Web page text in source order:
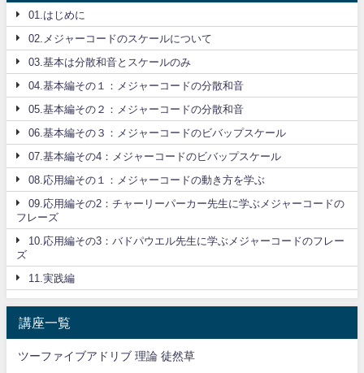
01.はじめに
02.メジャーコードのスケールについて
03.基本は分散和音とスケールのみ
04.基本編その１：メジャーコードの分散和音
05.基本編その２：メジャーコードの分散和音
06.基本編その３：メジャーコードのビバップスケール
07.基本編その4：メジャーコードのビバップスケール
08.応用編その１：メジャーコードの動き方を学ぶ
09.応用編その2：チャーリーパーカー先生に学ぶメジャーコードの
フレーズ
10.応用編その3：バドパウエル先生に学ぶメジャーコードのフレー
ズ
11.実践編
講座一覧
ツーファイブアドリブ 理論 徒然草